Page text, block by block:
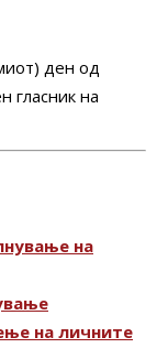
ден од
гласник на
на
на личните